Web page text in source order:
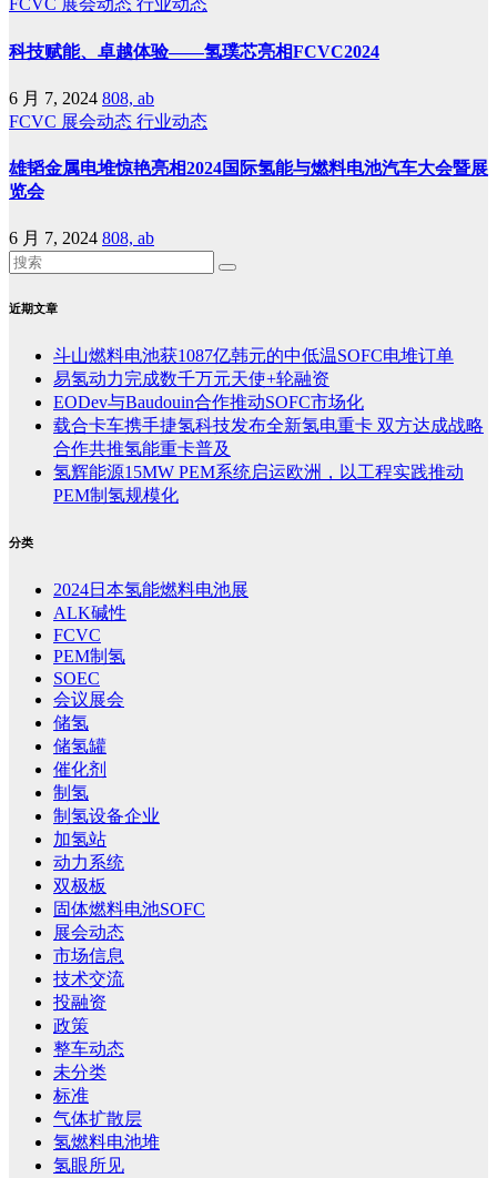
FCVC 展会动态 行业动态
科技赋能、卓越体验——氢璞芯亮相FCVC2024
6 月 7, 2024 808, ab
FCVC 展会动态 行业动态
雄韬金属电堆惊艳亮相2024国际氢能与燃料电池汽车大会暨展
览会
6 月 7, 2024 808, ab
近期文章
斗山燃料电池获1087亿韩元的中低温SOFC电堆订单
易氢动力完成数千万元天使+轮融资
EODev与Baudouin合作推动SOFC市场化
载合卡车携手捷氢科技发布全新氢电重卡 双方达成战略
合作共推氢能重卡普及
氢辉能源15MW PEM系统启运欧洲，以工程实践推动
PEM制氢规模化
分类
2024日本氢能燃料电池展
ALK碱性
FCVC
PEM制氢
SOEC
会议展会
储氢
储氢罐
催化剂
制氢
制氢设备企业
加氢站
动力系统
双极板
固体燃料电池SOFC
展会动态
市场信息
技术交流
投融资
政策
整车动态
未分类
标准
气体扩散层
氢燃料电池堆
氢眼所见